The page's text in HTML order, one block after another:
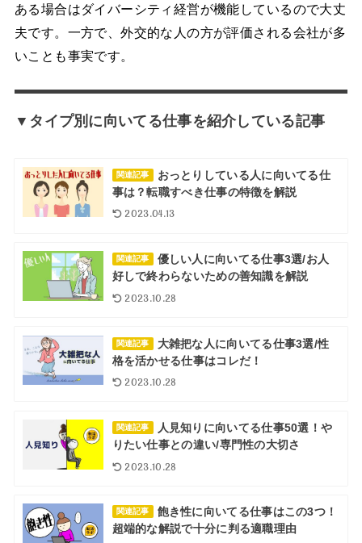
ある場合はダイバーシティ経営が機能しているので大丈
夫です。一方で、外交的な人の方が評価される会社が多
いことも事実です。
▼タイプ別に向いてる仕事を紹介している記事
関連記事
おっとりしている人に向いてる仕
事は？転職すべき仕事の特徴を解説
2023.04.13
関連記事
優しい人に向いてる仕事3選/お人
好しで終わらないための善知識を解説
2023.10.28
関連記事
大雑把な人に向いてる仕事3選/性
格を活かせる仕事はコレだ！
2023.10.28
関連記事
人見知りに向いてる仕事50選！や
りたい仕事との違い/専門性の大切さ
2023.10.28
関連記事
飽き性に向いてる仕事はこの3つ！
超端的な解説で十分に判る適職理由